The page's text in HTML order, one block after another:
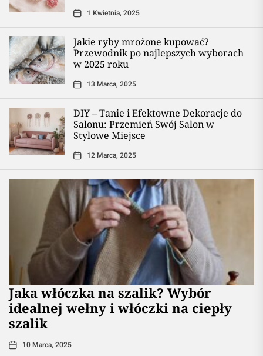
1 Kwietnia, 2025
Jakie ryby mrożone kupować?
Przewodnik po najlepszych wyborach
w 2025 roku
13 Marca, 2025
DIY – Tanie i Efektowne Dekoracje do
Salonu: Przemień Swój Salon w
Stylowe Miejsce
12 Marca, 2025
Jaka włóczka na szalik? Wybór
idealnej wełny i włóczki na ciepły
szalik
10 Marca, 2025